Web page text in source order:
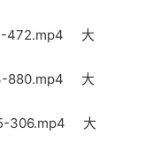
472.mp4 大
880.mp4 大
306.mp4 大